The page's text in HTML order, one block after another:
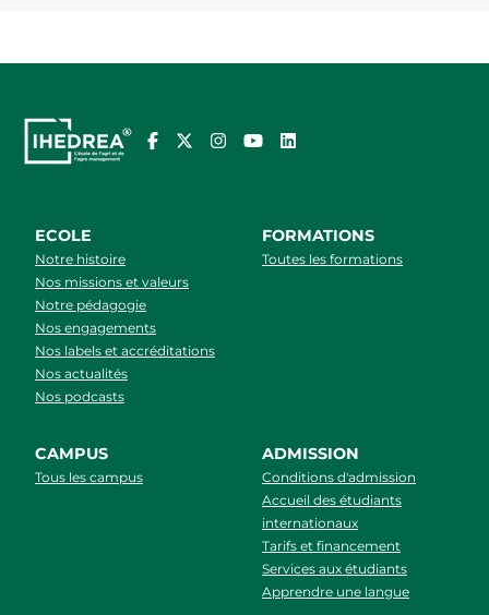
ECOLE
Notre histoire
Nos missions et valeurs
Notre pédagogie
Nos engagements
Nos labels et accréditations
Nos actualités
Nos podcasts
FORMATIONS
Toutes les formations
CAMPUS
Tous les campus
ADMISSION
Conditions d'admission
Accueil des étudiants
internationaux
Tarifs et financement
Services aux étudiants
Apprendre une langue